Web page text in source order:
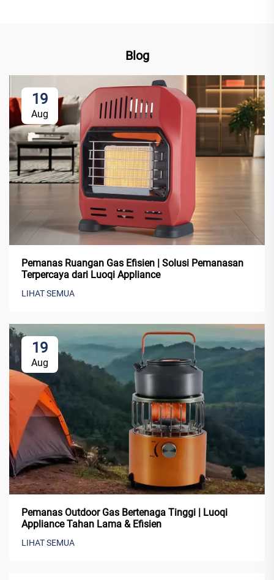
Blog
19
Aug
Pemanas Ruangan Gas Efisien | Solusi Pemanasan
Terpercaya dari Luoqi Appliance
LIHAT SEMUA
19
Aug
Pemanas Outdoor Gas Bertenaga Tinggi | Luoqi
Appliance Tahan Lama & Efisien
LIHAT SEMUA